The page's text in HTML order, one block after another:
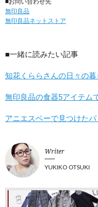
■お問い合わせ先
無印良品
無印良品ネットストア
■一緒に読みたい記事
知花くららさんの日々の
無印良品の食器5アイテム
アニエスベーで見つけた
Writer
YUKIKO OTSUKI